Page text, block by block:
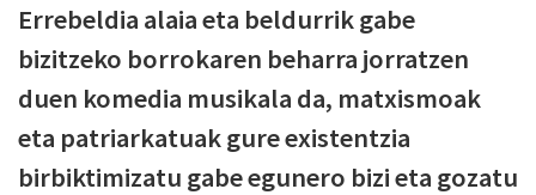
Errebeldia alaia eta beldurrik gabe
bizitzeko borrokaren beharra jorratzen
duen komedia musikala da, matxismoak
eta patriarkatuak gure existentzia
birbiktimizatu gabe egunero bizi eta gozatu